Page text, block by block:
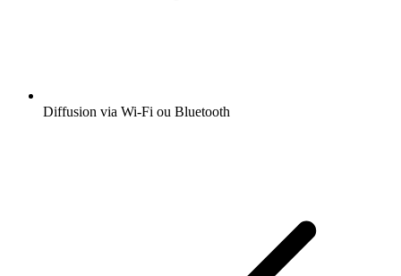
Diffusion via Wi-Fi ou Bluetooth